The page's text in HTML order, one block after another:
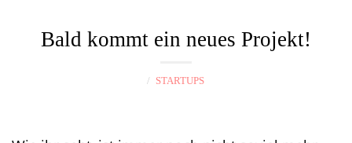
t
Bald kommt ein neues Projekt!
STARTUPS